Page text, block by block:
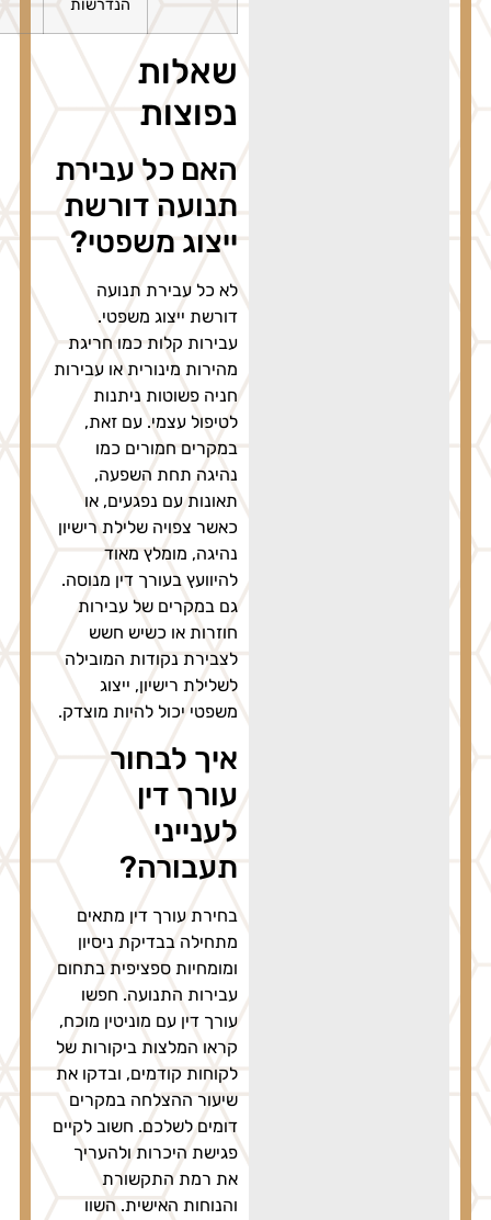
שאלות
נפוצות
האם כל עבירת
תנועה דורשת
ייצוג משפטי?
לא כל עבירת תנועה
דורשת ייצוג משפטי.
עבירות קלות כמו חריגת
מהירות מינורית או עבירות
חניה פשוטות ניתנות
לטיפול עצמי. עם זאת,
במקרים חמורים כמו
נהיגה תחת השפעה,
תאונות עם נפגעים, או
כאשר צפויה שלילת רישיון
נהיגה, מומלץ מאוד
להיוועץ בעורך דין מנוסה.
גם במקרים של עבירות
חוזרות או כשיש חשש
לצבירת נקודות המובילה
לשלילת רישיון, ייצוג
משפטי יכול להיות מוצדק.
איך לבחור
עורך דין
לענייני
תעבורה?
בחירת עורך דין מתאים
מתחילה בבדיקת ניסיון
ומומחיות ספציפית בתחום
עבירות התנועה. חפשו
עורך דין עם מוניטין מוכח,
קראו המלצות ביקורות של
לקוחות קודמים, ובדקו את
שיעור ההצלחה במקרים
דומים לשלכם. חשוב לקיים
פגישת היכרות ולהעריך
את רמת התקשורת
והנוחות האישית. השוו